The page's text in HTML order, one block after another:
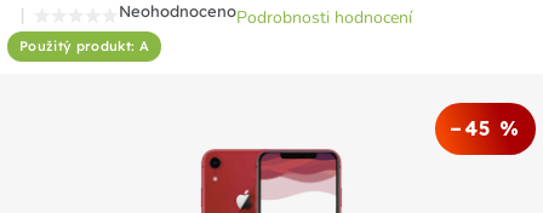
Použitý produkt: A
Průměrné
hodnocení
NeohodnocenoPodrobnosti hodnocení
–45 %